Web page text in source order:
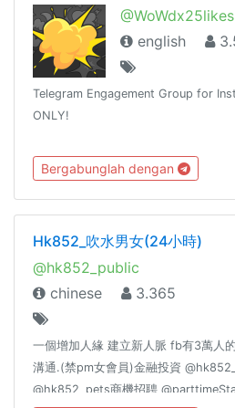
@WoWdx25likes
english
Telegram Engagement Group for
ONLY!
Bergabunglah dengan
Hk852_吹水男女(24小時)
@hk852_public
chinese
3.365
一個增加人緣 建立新人脈 fb有3萬人
溝通.(禁pm女會員)金融投資
@hk852_pets商機招聘